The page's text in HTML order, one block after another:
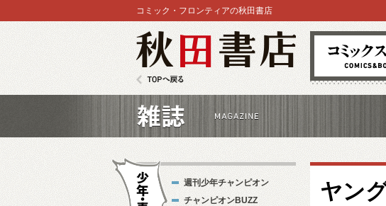
秋田書店
コミックス
TOPへ戻る
コミック・フロンティアの秋田書店
雑誌
ヤン
週刊少年チャンピオン
チャンピオンBUZZ